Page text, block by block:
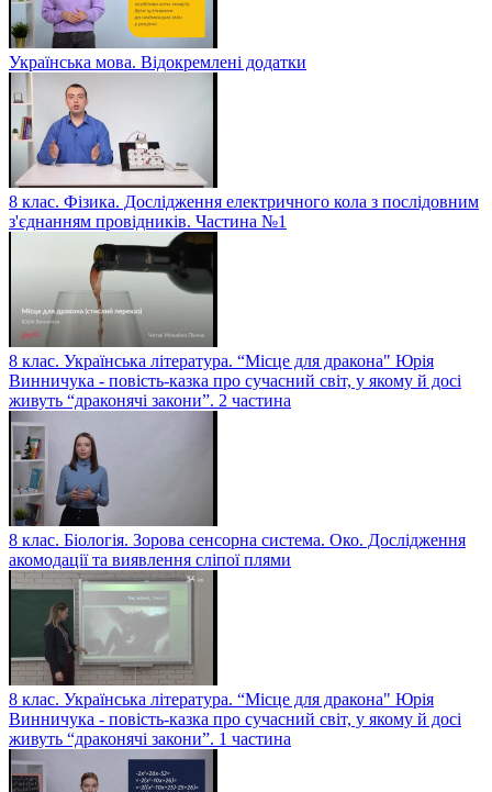
Українська мова. Відокремлені додатки
8 клас. Фізика. Дослідження електричного кола з послідовним
з'єднанням провідників. Частина №1
8 клас. Українська література. “Місце для дракона" Юрія
Винничука - повість-казка про сучасний світ, у якому й досі
живуть “драконячі закони”. 2 частина
8 клас. Біологія. Зорова сенсорна система. Око. Дослідження
акомодації та виявлення сліпої плями
8 клас. Українська література. “Місце для дракона" Юрія
Винничука - повість-казка про сучасний світ, у якому й досі
живуть “драконячі закони”. 1 частина